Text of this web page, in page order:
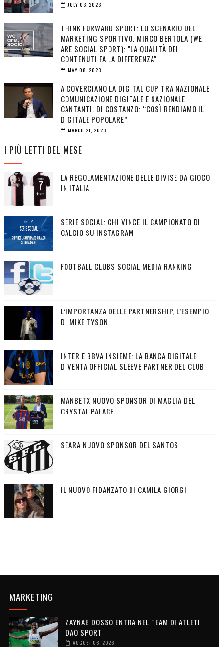
JULY 03, 2023
THINK FORWARD SPORT: LO SCENARIO DEL
MARKETING SPORTIVO. MIRCO BERTOLA (WE
ARE SOCIAL SPORT): "LA QUALITÀ DEI
CONTENUTI FA LA DIFFERENZA"
MAY 08, 2023
A COVERCIANO LA DIGITAL CUP TRA NAZIONALE
COMUNICAZIONE DIGITALE E NAZIONALE
CANTANTI. DI COSTANZO: “COSÌ RENDIAMO IL
DIGITALE POPOLARE”
MARCH 21, 2023
I PIÙ LETTI DEL MESE
LA REGOLAMENTAZIONE DELLE DIVISE DA GIOCO
IN ITALIA
SERIE SOCIAL: CHI VINCE IL CAMPIONATO DI
CALCIO SU INSTAGRAM
FOOTBALL CLUBS SOCIAL MEDIA RANKING
L’IMPORTANZA DELLE PARTNERSHIP, L’ESEMPIO
DI MIKE TYSON
INTER E BBVA INSIEME: LA BANCA DIGITALE
DIVENTA OFFICIAL SLEEVE PARTNER DEL CLUB
MANBETX NUOVO SPONSOR DI MAGLIA DEL
CRYSTAL PALACE
SEARA NUOVO SPONSOR DEL SANTOS
IL NUOVO FIDANZATO DI CAMILA GIORGI
MARKETING
ZAYNAB DOSSO ENTRA NEL TEAM DI ATLETI
DAO SPORT
AUGUST 06, 2026